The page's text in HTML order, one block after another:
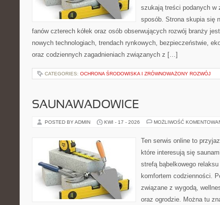
szukają treści podanych w
sposób. Strona skupia się
fanów czterech kółek oraz osób obserwujących rozwój branży
nowych technologiach, trendach rynkowych, bezpieczeństwie,
oraz codziennych zagadnieniach związanych z […]
CATEGORIES: OCHRONA ŚRODOWISKA I ZRÓWNOWAŻONY ROZWÓJ
SAUNAWADOWICE
POSTED BY ADMIN KWI - 17 - 2026 MOŻLIWOŚĆ
Ten serwis online to
które interesują się
strefą bąbelkowego
komfortem codzienności.
związane z wygodą,
oraz ogrodzie. Można tu